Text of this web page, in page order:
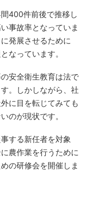
400件前後で推移し
事故率となっていま
発展させるために
なっています。
安全衛生教育は法で
。しかしながら、社
に目を転じてみても
のが現状です。
する新任者を対象
農作業を行うために
の研修会を開催しま